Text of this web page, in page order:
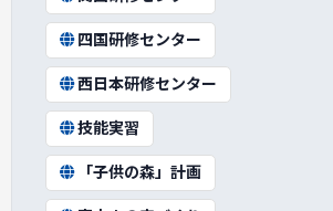
四国研修センター
西日本研修センター
技能実習
「子供の森」計画